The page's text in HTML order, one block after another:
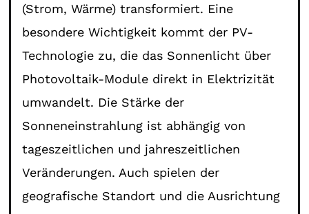
(Strom, Wärme) transformiert. Eine
besondere Wichtigkeit kommt der PV-
Technologie zu, die das Sonnenlicht über
Photovoltaik-Module direkt in Elektrizität
umwandelt. Die Stärke der
Sonneneinstrahlung ist abhängig von
tageszeitlichen und jahreszeitlichen
Veränderungen. Auch spielen der
geografische Standort und die Ausrichtung